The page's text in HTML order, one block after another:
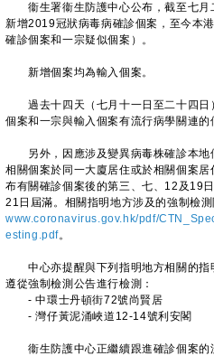
衞生署衞生防護中心公布，截至七月
新增2019冠狀病毒病確診個案，至今本
確診個案和一宗疑似個案）。
新增個案均為輸入個案。
過去十四天（七月十一日至二十四日
個案和一宗與輸入個案有流行病學關連的
另外，因應涉及變異病毒株確診本地
相關個案於同一大廈居住或於相關個案
布有關確診個案後的第三、七、12及19
21日屆滿。相關指明地方涉及的強制檢
www.coronavirus.gov.hk/pdf/
esting.pdf。
中心亦提醒與下列指明地方相關的指
遵從強制檢測公告進行檢測：
- 中環士丹頓街72號尚賢居
- 灣仔黃泥涌峽道12-14號利安閣
衞生防護中心正繼續跟進確診個案的